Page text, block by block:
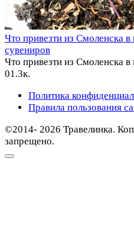
Что привезти из Смоленска
сувениров
Что привезти из Смоленска
01.3к.
Политика
Правила пользования
©2014- 2026 Травелинка.
запрещено.